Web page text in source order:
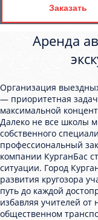
Заказать
Аренда
Организация
— приоритетная
максимальной
Далеко не все школы
собственного
профессиональный
компании КурганБас
ситуации. Город
развития кругозора
путь до каждой
избавляя учителей от
общественном